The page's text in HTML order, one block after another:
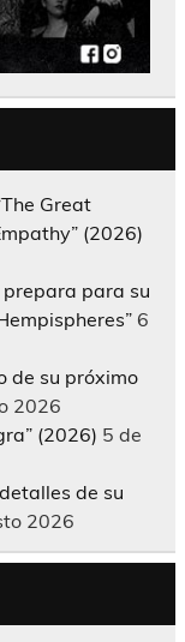
Great
(2026)
prepara para su
6
de su próximo
2026
(2026) 5 de
de su
2026